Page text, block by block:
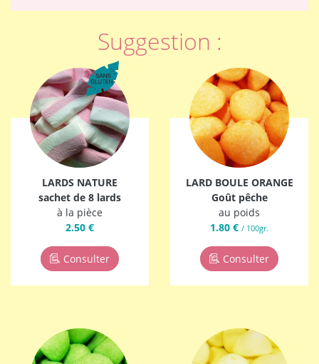
Suggestion :
LARDS NATURE
sachet de 8 lards
à la pièce
2.50 €
Consulter
LARD BOULE ORANGE
Goût pêche
au poids
1.80 € / 100gr.
Consulter